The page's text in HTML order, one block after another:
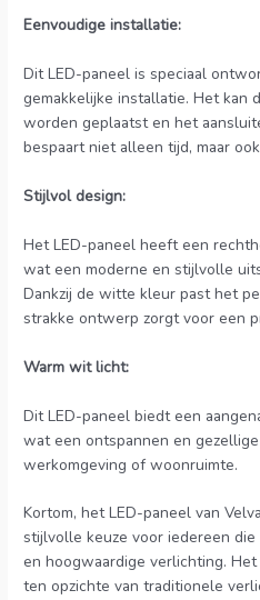
Eenvoudige installatie:
Dit LED-paneel is speciaal
gemakkelijke installatie. Het kan
worden geplaatst en het
bespaart niet alleen tijd, maar
Stijlvol design:
Het LED-paneel heeft een
wat een moderne en stijlvolle
Dankzij de witte kleur past het
strakke ontwerp zorgt voor een
Warm wit licht:
Dit LED-paneel biedt een
wat een ontspannen en
werkomgeving of woonruimte.
Kortom, het LED-paneel van
stijlvolle keuze voor iedereen
en hoogwaardige verlichting.
ten opzichte van traditionele